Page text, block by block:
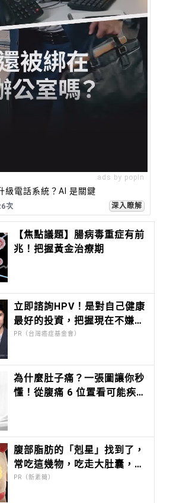
ads by popIn
級電話系統？AI 是關鍵
次 深入瞭解
【焦點議題】腸病毒重症有前
兆！把握黃金治療期
立即諮詢HPV！是對自己健康
最好的投資，把握現在不嫌
晚！
PR（台灣癌症基金會）
為什麼肚子痛？一張圖讓你秒
懂！從腹痛 6 位置看可能疾
腹部脂肪的「剋星」找到了，
常吃這幾物，吃走大肚囊，瘦
出小蠻腰
PR（新素簡）